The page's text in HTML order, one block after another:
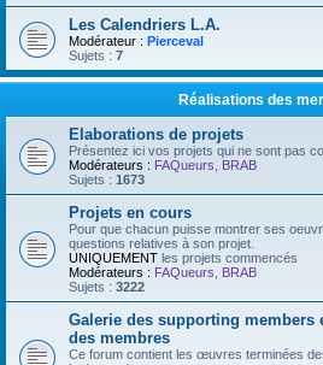
Les Calendriers L.A.
Modérateur : Pierceval
Sujets : 7
Réalisations des
Elaborations de projets
Présentez ici vos projets qui ne sont pas
Modérateurs : FAQueurs
BRAB
Sujets : 1673
Projets en cours
Pour que chacun puisse montrer ses
questions relatives à son projet.
UNIQUEMENT les projets commencés
Modérateurs : FAQueurs
BRAB
Sujets : 3222
Galerie des supporting members
des membres
Ce forum contient les œuvres terminées